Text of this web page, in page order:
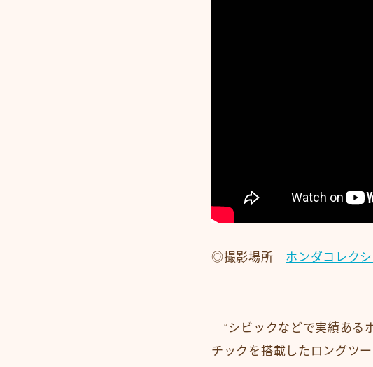
◎撮影場所 ホンダコレク
“シビックなどで実績ある
チックを搭載したロングツ